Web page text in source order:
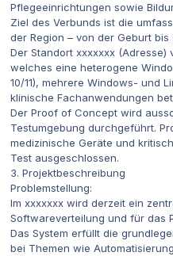
Pflegeeinrichtungen sowie
Ziel des Verbunds ist die
der Region – von der Geburt bis
Der Standort xxxxxxx
welches eine heterogene
10/11), mehrere Windows- und
klinische Fachanwendungen
Der Proof of Concept wird
Testumgebung durchgeführt.
medizinische Geräte und
Test ausgeschlossen.
3. Projektbeschreibung
Problemstellung:
Im xxxxxxx wird derzeit ein
Softwareverteilung und für das
Das System erfüllt die
bei Themen wie